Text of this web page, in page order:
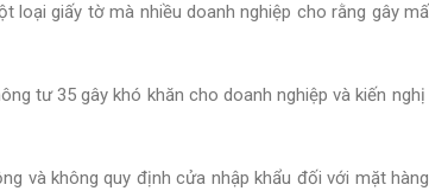
loại giấy tờ mà nhiều doanh nghiệp cho rằng gây
tư 35 gây khó khăn cho doanh nghiệp và kiến
và không quy định cửa nhập khẩu đối với mặt